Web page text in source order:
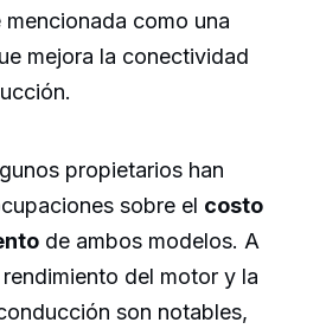
como una
mejora la conectividad
propietarios han
sobre el costo
de ambos modelos. A
del motor y la
son notables,